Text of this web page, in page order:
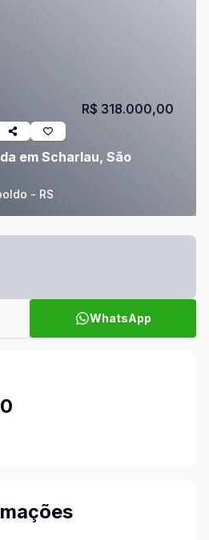
em Scharlau, São
- RS
R$ 318.000,00
WhatsApp